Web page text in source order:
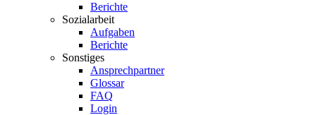
Berichte
Sozialarbeit
Aufgaben
Berichte
Sonstiges
Ansprechpartner
Glossar
FAQ
Login